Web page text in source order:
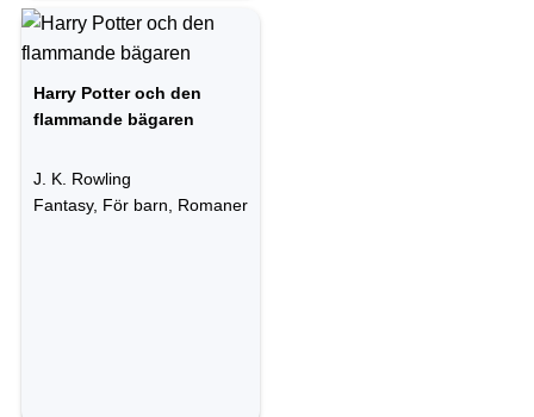
Harry Potter och den
flammande bägaren
J. K. Rowling
Fantasy, För barn, Romaner